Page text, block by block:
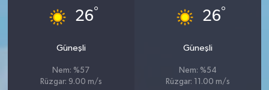
26°
Güneşli
Nem: %57
Rüzgar: 9.00 m/s
26°
Güneşli
Nem: %54
Rüzgar: 11.00 m/s